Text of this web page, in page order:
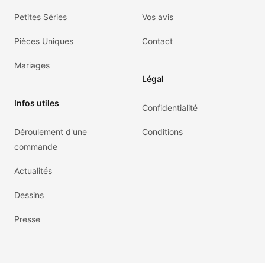
Petites Séries
Pièces Uniques
Mariages
Infos utiles
Déroulement d'une
commande
Actualités
Dessins
Presse
Vos avis
Contact
Légal
Confidentialité
Conditions